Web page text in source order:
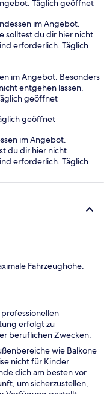
Täglich geöffnet
im Angebot.
solltest du dir hier nicht
erforderlich. Täglich
im Angebot. Besonders
entgehen lassen.
geöffnet
geöffnet
im Angebot.
du dir hier nicht
erforderlich. Täglich
Fahrzeughöhe.
erfolgt zu
beruflichen Zwecken.
wie Balkone
nicht für Kinder
dich am besten vor
um sicherzustellen,